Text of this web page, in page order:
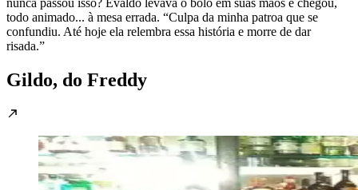
nunca passou isso? Evaldo levava o bolo em suas mãos e chegou,
todo animado... à mesa errada. “Culpa da minha patroa que se
confundiu. Até hoje ela relembra essa história e morre de dar
risada.”
Gildo, do Freddy